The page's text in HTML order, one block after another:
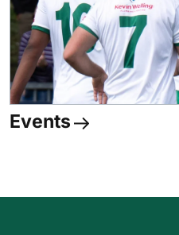
Events